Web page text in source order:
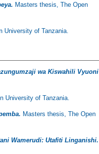
Masters thesis, The Open
University of Tanzania.
wa Kiswahili Vyuoni
University of Tanzania.
Masters thesis, The Open
Wamerudi: Utafiti Linganishi.